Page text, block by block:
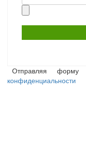
Отправляя
конфиденциальности